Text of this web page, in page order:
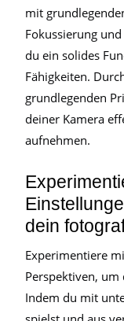
mit
Fokussierung
du ein solides
Fähigkeiten.
grundlegenden
deiner Kamera
aufnehmen.
dein
Experimentiere
Perspektiven, um
Indem du mit